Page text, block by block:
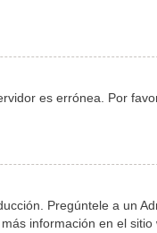
es errónea. Por
Pregúntele a un
información en el sitio